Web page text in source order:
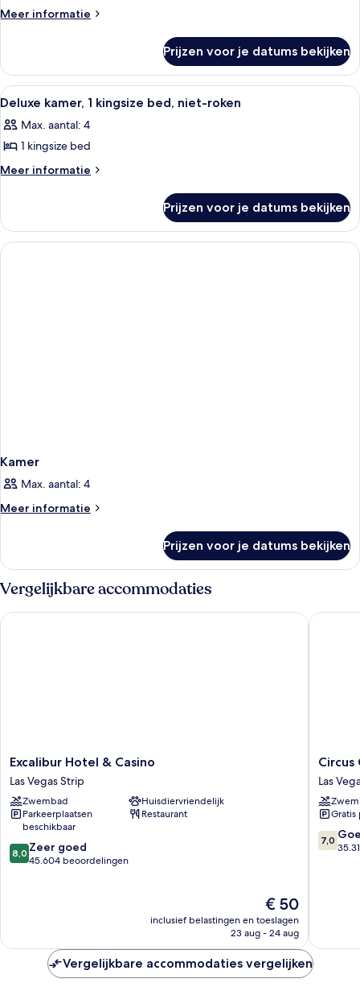
roken
Meer informatie
Meer
niet-
roken
(Petite)
Prijzen voor je datums bekijken
Alle
foto's
voor
Deluxe
kamer,
bed,
niet-
Een hotelkamer met een groot bed,
1
Deluxe kamer, 1 kingsize bed, niet-roken
Max. aantal: 4
1 kingsize bed
Meer informatie
Meer
kamer,
kingsize
Prijzen voor je datums bekijken
Kamer
Max. aantal: 4
Meer informatie
Meer
Prijzen voor je datums bekijken
Vergelijkbare accommodaties
Excalibur
Hotel
&
Casino
Las
Vegas
Strip
Excalibur Hotel & Casino
Las Vegas Strip
Zwembad
Huisdiervriendelijk
Parkeerplaatsen
beschikbaar
Restaurant
8.0
van
8,0 Zeer goed
45.604 beoordelingen
De
prijs
is
€ 50
inclusief belastingen en toeslagen
23 aug - 24 aug
Excalibur Hotel & Casino
Circus
Circus
Hotel,
Casino
&
Theme
Park
Circus
Las
Gratis
7.0
van
7,0
Circus
Vergelijkbare accommodaties vergelijken